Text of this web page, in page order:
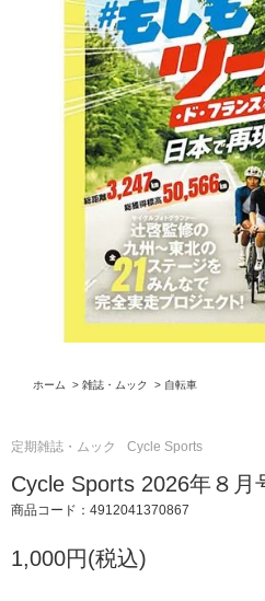
ホーム > 雑誌・ムック > 自転車
定期雑誌・ムック Cycle Sports
Cycle Sports 2026年８月
商品コード：4912041370867
1,000円(税込)